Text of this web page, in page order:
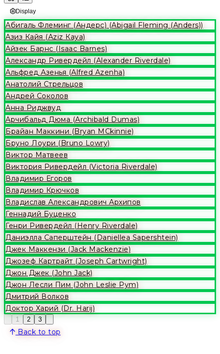
Display
Абигаль Флеминг (Андерс) (Abigail Fleming (Anders))
Азиз Кайя (Аziz Кaya)
Айзек Барнс (Isaac Barnes)
Александр Ривердейл (Alexander Riverdale)
Альфред Азенья (Alfred Azenha)
Анатолий Стрельцов
Андрей Соколов
Анна Риджвуд
Арчибальд Дюма (Archibald Dumas)
Брайан Маккини (Bryan MCkinnie)
Бруно Лоури (Bruno Lowry)
Виктор Матвеев
Виктория Ривердейл (Victoria Riverdale)
Владимир Егоров
Владимир Крючков
Владислав Александрович Архипов
Геннадий Буценко
Генри Ривердейл (Henry Riverdale)
Даниэлла Саперштейн (Daniellea Sapershtein)
Джек Маккензи (Jack Mackenzie)
Джозеф Картрайт (Joseph Cartwright)
Джон Джек (John Jack)
Джон Лесли Пим (John Leslie Pym)
Дмитрий Волков
Доктор Харий (Dr. Harij)
Previous
1 2 3
Back to top